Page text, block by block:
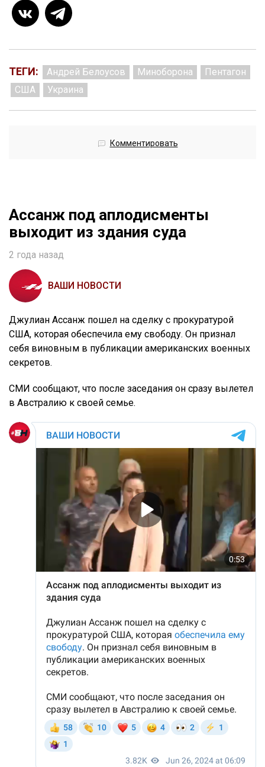
ТЕГИ: Андрей Белоусов Миноборона
Пентагон
США
Украина
Комментировать
Ассанж под аплодисменты
выходит из здания суда
2 года назад
ВАШИ НОВОСТИ
Джулиан Ассанж пошел на сделку с прокуратурой
США, которая обеспечила ему свободу. Он признал
себя виновным в публикации американских военных
секретов.
СМИ сообщают, что после заседания он сразу вылетел
в Австралию к своей семье.